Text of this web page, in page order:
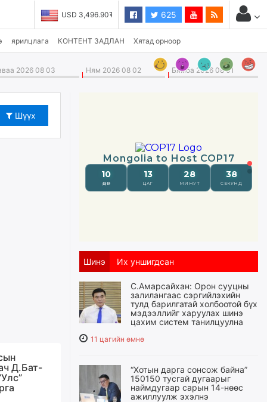
USD 3,496.90₮ 625
ярилцлага КОНТЕНТ ЗАДЛАН Хятад орноор
2026 08 03 Ням 2026 08 02 Бямба 2026 08 01
Шүүх
Д.Бат-
Шинэ Их уншигдсан
С.Амарсайхан: Орон сууцны
залилангаас сэргийлэхийн
тулд барилгатай холбоотой бүх
мэдээллийг харуулах шинэ
цахим систем танилцуулна
11 цагийн өмнө
“Хотын дарга сонсож байна”
150150 тусгай дугаарыг
наймдугаар сарын 14-нөөс
ажиллуулж эхэлнэ